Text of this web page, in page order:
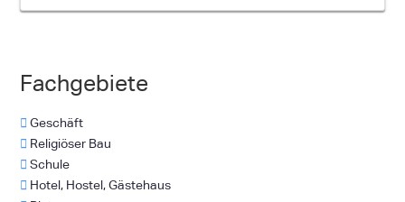
Fachgebiete
Geschäft
Religiöser Bau
Schule
Hotel, Hostel, Gästehaus